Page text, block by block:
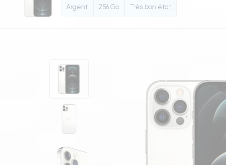
iPhone 11 Pro iPhone 14 pro
Argent
256 Go Très bon état